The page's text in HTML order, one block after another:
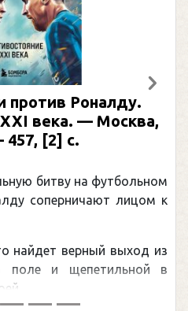
против Роналду.
века. — Москва,
457, [2] с.
битву на футбольном
соперничают лицом к
найдет верный выход из
поле и щепетильной в
...